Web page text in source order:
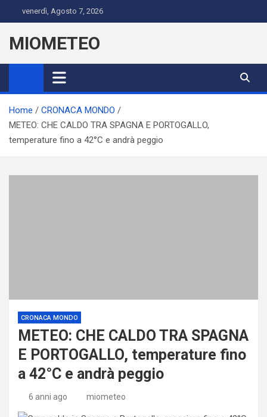
to
content
venerdì, Agosto 7, 2026
MIOMETEO
Home
CRONACA MONDO
METEO: CHE CALDO TRA SPAGNA E PORTOGALLO,
temperature fino a 42°C e andrà peggio
CRONACA MONDO
METEO: CHE CALDO TRA SPAGNA
E PORTOGALLO, temperature fino
a 42°C e andrà peggio
6 anni ago miometeo